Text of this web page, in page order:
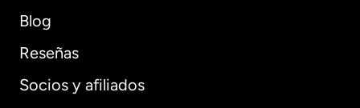
Blog
Reseñas
Socios y afiliados